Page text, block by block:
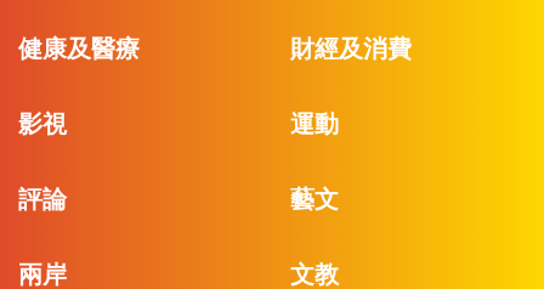
健康及醫療 財經及消費
影視 運動
評論 藝文
兩岸 文教